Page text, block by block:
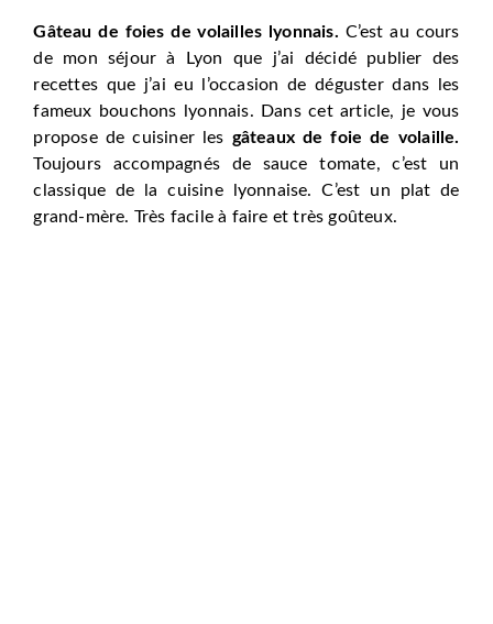
Gâteau de foies de volailles lyonnais. C’est au cours
de mon séjour à Lyon que j’ai décidé publier des
recettes que j’ai eu l’occasion de déguster dans les
fameux bouchons lyonnais. Dans cet article, je vous
propose de cuisiner les gâteaux de foie de volaille.
Toujours accompagnés de sauce tomate, c’est un
classique de la cuisine lyonnaise. C’est un plat de
grand-mère. Très facile à faire et très goûteux.